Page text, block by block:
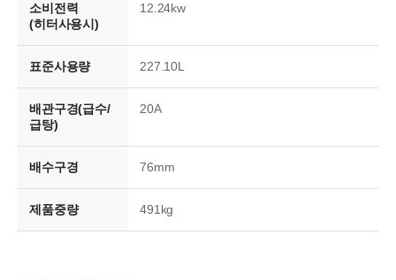
소비전력
(히터사용시)
12.24kw
표준사용량 227.10L
배관구경(급수/
급탕)
20A
배수구경 76mm
제품중량 491kg